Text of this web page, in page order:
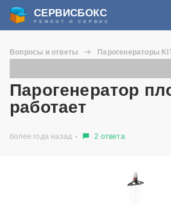
СЕРВИСБОКС
РЕМОНТ И СЕРВИС
Я забыл пароль
Регистрация
ВОПРОСЫ И ОТВЕТЫ
СТАТЬИ О РЕМОНТЕ
Вопросы и ответы Парогенераторы
Парогенератор
работает
более года назад 2 ответа